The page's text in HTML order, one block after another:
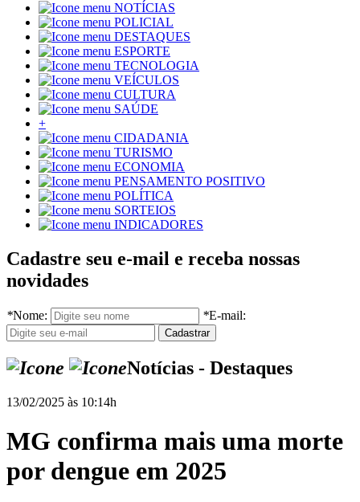
NOTÍCIAS
POLICIAL
DESTAQUES
ESPORTE
TECNOLOGIA
VEÍCULOS
CULTURA
SAÚDE
+
CIDADANIA
TURISMO
ECONOMIA
PENSAMENTO POSITIVO
POLÍTICA
SORTEIOS
INDICADORES
Cadastre seu e-mail e receba nossas
novidades
*Nome: *E-mail:
Notícias - Destaques
13/02/2025 às 10:14h
MG confirma mais uma morte
por dengue em 2025